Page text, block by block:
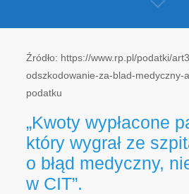
Źródło: https://www.rp.pl/podatki/
odszkodowanie-za-blad-medyczny-
podatku
„Kwoty wypłacone
który wygrał ze
o błąd medyczny,
w CIT”.